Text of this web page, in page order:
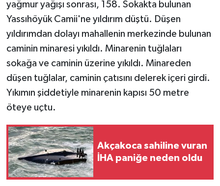
yağmur yağışı sonrası, 158. Sokakta bulunan
Yassıhöyük Camii'ne yıldırım düştü. Düşen
yıldırımdan dolayı mahallenin merkezinde bulunan
caminin minaresi yıkıldı. Minarenin tuğlaları
sokağa ve caminin üzerine yıkıldı. Minareden
düşen tuğlalar, caminin çatısını delerek içeri girdi.
Yıkımın şiddetiyle minarenin kapısı 50 metre
öteye uçtu.
Akçakoca sahiline vuran
İHA paniğe neden oldu